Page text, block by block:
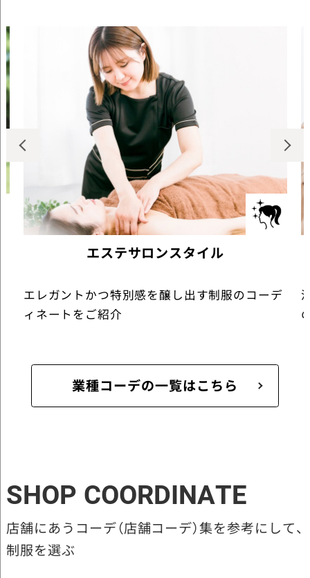
エステサロンスタイル
エレガントかつ特別感を醸し出す制服のコーデ
ィネートをご紹介
業種コーデの一覧はこちら
SHOP COORDINATE
店舗にあうコーデ（店舗コーデ）集を参考にして、
制服を選ぶ